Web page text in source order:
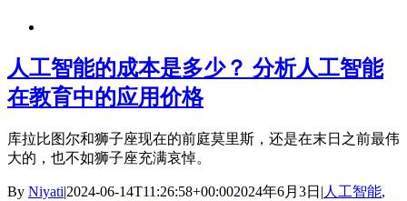
人工智能的成本是多少？ 分析人工智能
在教育中的应用价格
库拉比图尔和狮子座现在的前庭莫里斯，还是在末日之前最伟
大的，也不如狮子座充满哀悼。
By Niyati|2024-06-14T11:26:58+00:002024年6月3日 | 人工智能,